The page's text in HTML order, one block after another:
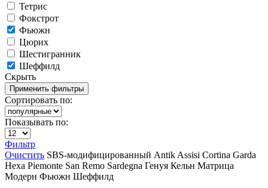
Тетрис
Фокстрот
Фьюжн
Цюрих
Шестигранник
Шеффилд
Скрыть
Сортировать по:
Показывать по:
Фильтр
Очистить SBS-модифицированный Antik Assisi Cortina Garda
Hexa Piemonte San Remo Sardegna Генуя Кельн Матрица
Модерн Фьюжн Шеффилд